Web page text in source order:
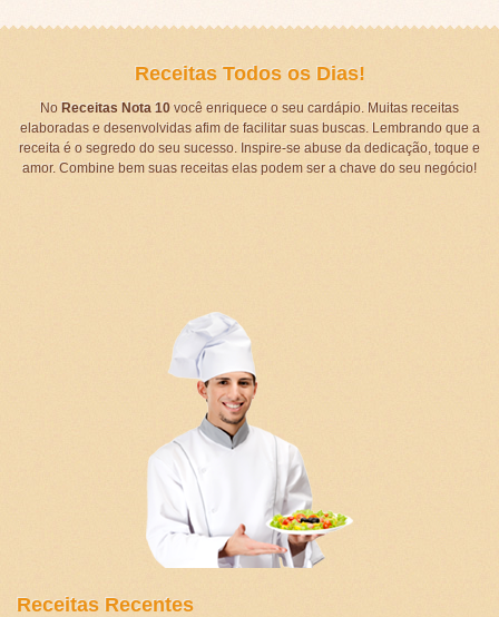
Receitas Todos os Dias!
No Receitas Nota 10você enriquece o seu cardápio. Muitas receitas
elaboradas e desenvolvidas afim de facilitar suas buscas. Lembrando que a
receita é o segredo do seu sucesso. Inspire-se abuse da dedicação, toque e
amor. Combine bem suas receitas elas podem ser a chave do seu negócio!
Receitas Recentes